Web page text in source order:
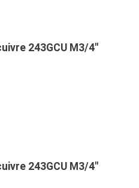
243GCU M3/4"
243GCU M3/4"